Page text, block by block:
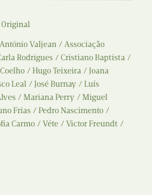
António Valjean
Associação
Rodrigues
Cristiano Baptista
Hugo Teixeira
Joana
Leal José Burnay
Luís
Mariana Perry
Miguel
Frias
Pedro Nascimento
Carmo Véte
Victor Freundt